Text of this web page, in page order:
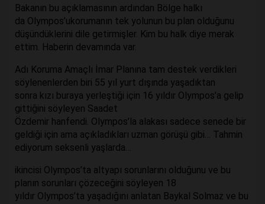
Bakanın bu açıklamasının ardından Bölge halkı
da Olympos’ukorumanın tek yolunun bu plan olduğunu
düşündüklerini dile getirmişler. Kim bu halk diye merak
ettim. Haberin devamında var.
Adı Koruma Amaçlı İmar Planına tam destek verdikleri
söylenenlerden biri 55 yıl yurt dışında yaşadıktan
sonra kızı buraya yerleştiği için 16 yıldır Olympos’a gelip
gittiğini söyleyen Saadet
Özdemir hanfendi. Olympos’la alakası sadece senede bir
geldiği için ama açıkladıkları uzman görüşü gibi… Tahmin
ediyorum seksenli yaşlarda…
ikincisi Olympos’ta altyapı sorunlarını olduğunu ve bu
planın sorunları çözeceğini söyleyen 18
yıldır Olympos’ta yaşadığını anlatan Baykal Solmaz ve bu